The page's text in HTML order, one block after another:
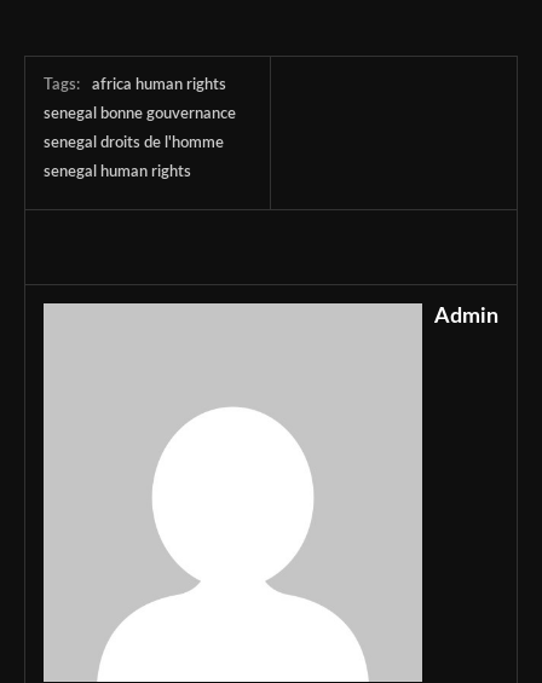
Tags:
africa human rights
senegal bonne gouvernance
senegal droits de l'homme
senegal human rights
Admin